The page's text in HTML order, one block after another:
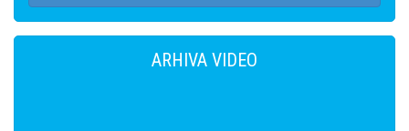
ARHIVA VIDEO